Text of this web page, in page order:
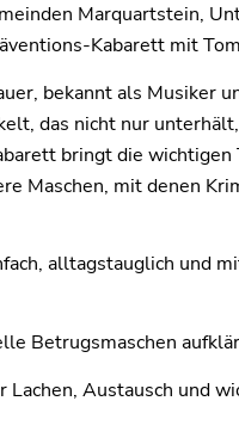
Marquartstein,
Kabarett mit
bekannt als Musiker
das nicht nur
bringt die
Maschen, mit denen
alltagstauglich und
Betrugsmaschen
Austausch und